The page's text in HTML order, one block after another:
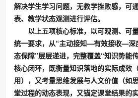
解决学生学习问题，无教学挫败感，可
表、教学状态观测进行评估。
以上五项核心标准，以可观测、可
统一要求，从“主动接知—有效接收—
态保障”层层递进，完整覆盖“知识势能
核心闭环，既衡量知识落地的实际成效
用），又考量思维发展与人文价值（如
堂过程的动态表现，又锚定课堂结果的